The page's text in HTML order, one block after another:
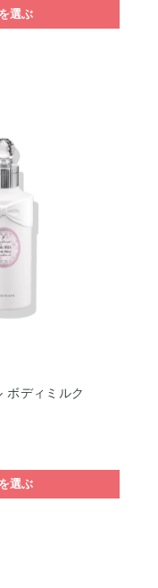
選ぶ
ボディミルク
選ぶ